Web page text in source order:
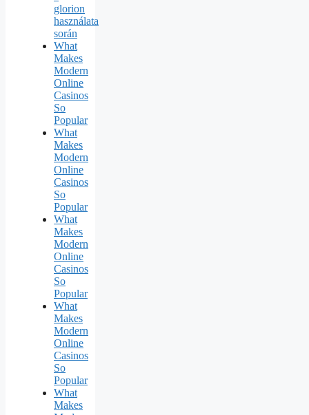
glorion
használata
során
What
Makes
Modern
Online
Casinos
So
Popular
What
Makes
Modern
Online
Casinos
So
Popular
What
Makes
Modern
Online
Casinos
So
Popular
What
Makes
Modern
Online
Casinos
So
Popular
What
Makes